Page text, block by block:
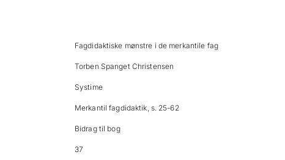
Fagdidaktiske mønstre i de merkantile fag
Torben Spanget Christensen
Systime
Merkantil fagdidaktik, s. 25-62
Bidrag til bog
37